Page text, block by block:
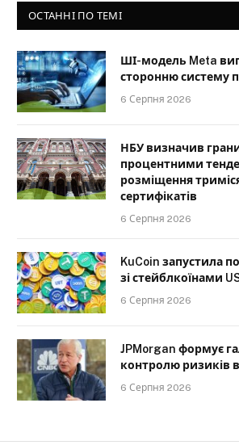
ОСТАННІ ПО ТЕМІ
ШІ-модель Meta
сторонню систему
6 Серпня 2026
НБУ визначив
процентними
розміщення
сертифікатів
6 Серпня 2026
KuCoin запустила
зі стейблкоїнами
6 Серпня 2026
JPMorgan формує
контролю ризиків
6 Серпня 2026